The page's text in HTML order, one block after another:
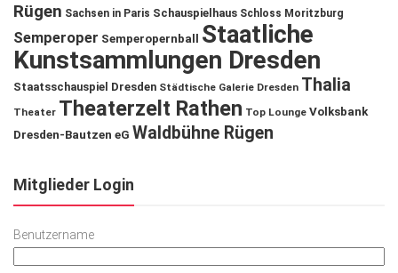
Rügen Sachsen in Paris Schauspielhaus Schloss Moritzburg
Semperoper Semperopernball
Staatliche
Kunstsammlungen Dresden
Staatsschauspiel Dresden Städtische Galerie Dresden Thalia
Theater Theaterzelt Rathen Top Lounge Volksbank
Dresden-Bautzen eG Waldbühne Rügen
Mitglieder Login
Benutzername